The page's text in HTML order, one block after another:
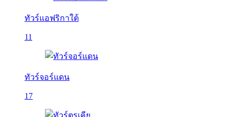
ทัวร์แอฟริกาใต้
11
ทัวร์จอร์แดน
17